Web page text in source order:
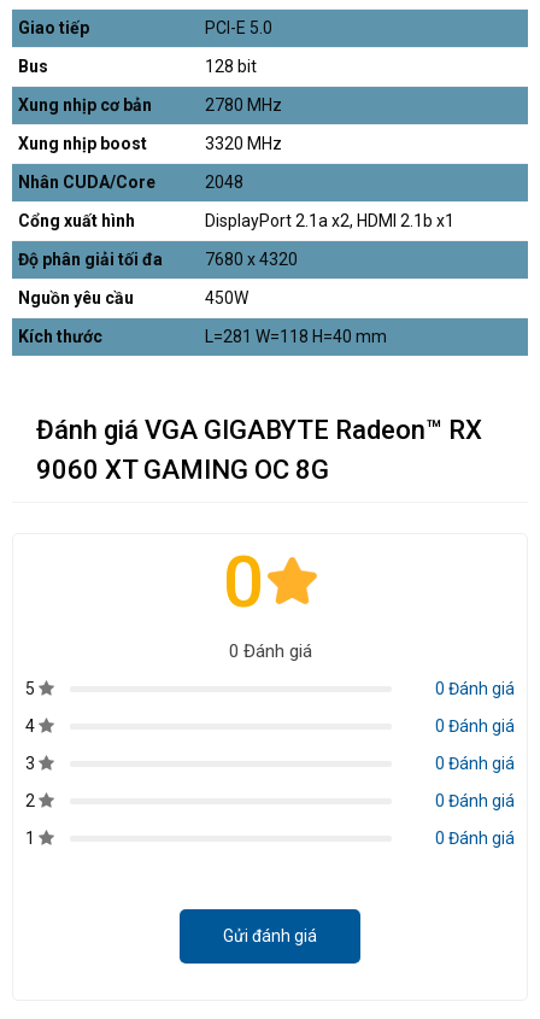
Giao tiếp
PCI-E 5.0
Bus
128 bit
Xung nhịp cơ bản
2780 MHz
Xung nhịp boost
3320 MHz
Nhân CUDA/Core
2048
Cổng xuất hình
DisplayPort 2.1a x2, HDMI 2.1b x1
Độ phân giải tối đa
7680 x 4320
Nguồn yêu cầu
450W
Kích thước
L=281 W=118 H=40 mm
Đánh giá VGA GIGABYTE Radeon™ RX
9060 XT GAMING OC 8G
0
0 Đánh giá
5
0 Đánh giá
4
0 Đánh giá
3
0 Đánh giá
2
0 Đánh giá
1
0 Đánh giá
Gửi đánh giá